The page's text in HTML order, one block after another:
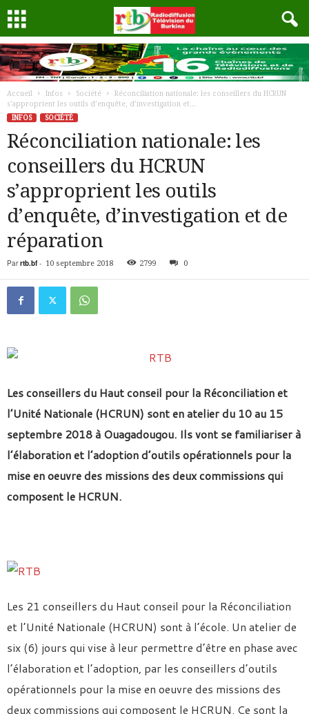
Accueil Infos Société
Réconciliation nationale: les conseillers du HCRUN
s’approprient les outils d’enquête, d’investigation et...
INFOS
SOCIÉTÉ
Réconciliation nationale: les
conseillers du HCRUN
s’approprient les outils
d’enquête, d’investigation et de
réparation
Par rtb.bf- 10 septembre 2018 2799 0
Les conseillers du Haut conseil pour la Réconciliation et
l’Unité Nationale (HCRUN) sont en atelier du 10 au 15
septembre 2018 à Ouagadougou. Ils vont se familiariser à
l’élaboration et l’adoption d’outils opérationnels pour la
mise en oeuvre des missions des deux commissions qui
composent le HCRUN.
Les 21 conseillers du Haut conseil pour la Réconciliation
et l’Unité Nationale (HCRUN) sont à l’école. Un atelier de
six (6) jours qui vise à leur permettre d’être en phase avec
l’élaboration et l’adoption, par les conseillers d’outils
opérationnels pour la mise en oeuvre des missions des
deux commissions qui composent le HCRUN. Ce sont la